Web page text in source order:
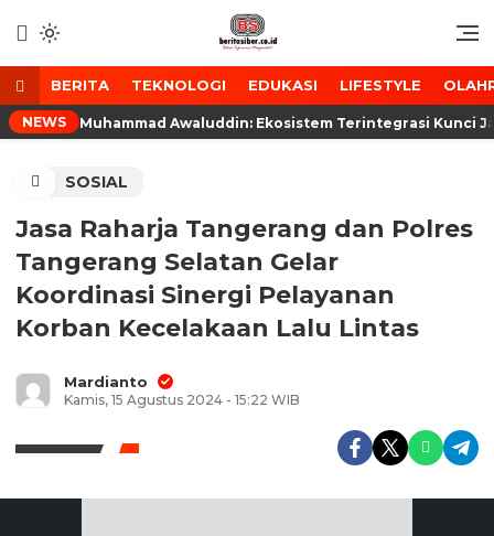
konten
BeritaSiber.co.id
Media Tanggap Dan Akurat
BERITA TEKNOLOGI EDUKASI LIFESTYLE
NEWS Muhammad Awaluddin: Ekosistem Terintegrasi Kunci
SOSIAL
Jasa Raharja Tangerang dan Polres
Tangerang Selatan Gelar
Koordinasi Sinergi Pelayanan
Korban Kecelakaan Lalu Lintas
Mardianto
Kamis, 15 Agustus 2024 - 15:22 WIB